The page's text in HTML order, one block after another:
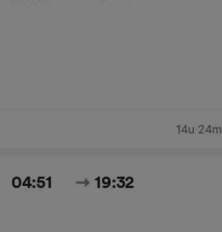
14u 24m
04:51 19:32